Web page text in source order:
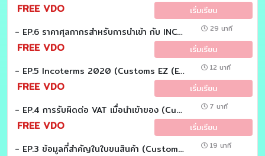
FREE VDO เริ่มเรียน
- EP.6 ราคาศุลกากรสำหรับการนำเข้า กับ INCOTERMS (Customs EZ (Easy)) 29 นาที
FREE VDO เริ่มเรียน
- EP.5 Incoterms 2020 (Customs EZ (Easy)) 12 นาที
FREE VDO เริ่มเรียน
- EP.4 การรับผิดต่อ VAT เมื่อนำเข้าของ (Customs EZ (Easy)) 7 นาที
FREE VDO เริ่มเรียน
- EP.3 ข้อมูลที่สำคัญในใบขนสินค้า (Customs EZ (Easy)) 19 นาที